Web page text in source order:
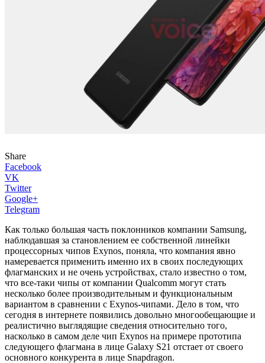
Share
Facebook
VK
Twitter
Google+
Telegram
Как только большая часть поклонников компании Samsung,
наблюдавшая за становлением ее собственной линейки
процессорных чипов Exynos, поняла, что компания явно
намеревается применить именно их в своих последующих
флагманских и не очень устройствах, стало известно о том,
что все-таки чипы от компании Qualcomm могут стать
несколько более производительным и функциональным
вариантом в сравнении с Exynos-чипами. Дело в том, что
сегодня в интернете появились довольно многообещающие и
реалистично выглядящие сведения относительно того,
насколько в самом деле чип Exynos на примере прототипа
следующего флагмана в лице Galaxy S21 отстает от своего
основного конкурента в лице Snapdragon.